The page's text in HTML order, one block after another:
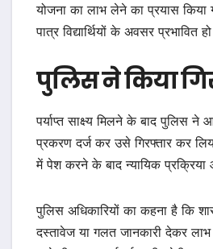
योजना का लाभ लेने का प्रयास किया
पात्र विद्यार्थियों के अवसर प्रभावित
पुलिस ने किया
पर्याप्त साक्ष्य मिलने के बाद पुलिस ने
प्रकरण दर्ज कर उसे गिरफ्तार कर
में पेश करने के बाद न्यायिक प्रक्रिया
पुलिस अधिकारियों का कहना है कि
दस्तावेज या गलत जानकारी देकर